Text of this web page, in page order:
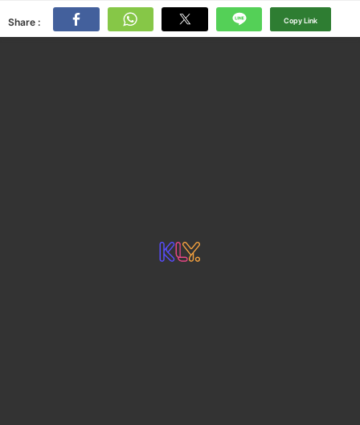
Share : Copy Link